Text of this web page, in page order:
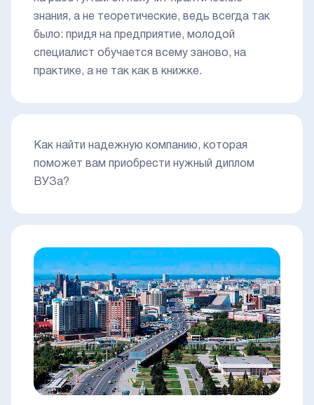
знания, а не теоретические, ведь всегда так
было: придя на предприятие, молодой
специалист обучается всему заново, на
практике, а не так как в книжке.
Как найти надежную компанию, которая
поможет вам приобрести нужный диплом
ВУЗа?